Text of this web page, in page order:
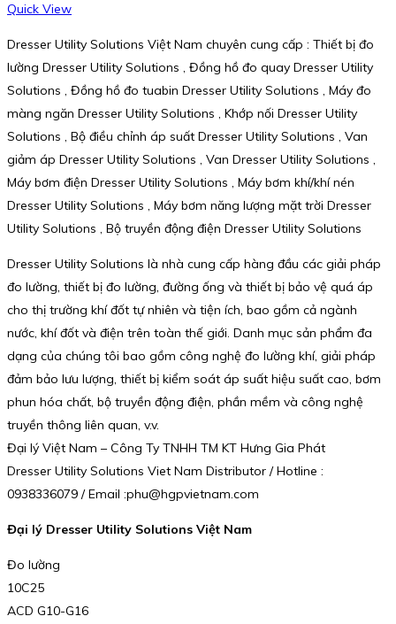
Quick View
Dresser Utility Solutions Việt Nam chuyên cung cấp : Thiết bị đo
lường Dresser Utility Solutions , Đồng hồ đo quay Dresser Utility
Solutions , Đồng hồ đo tuabin Dresser Utility Solutions , Máy đo
màng ngăn Dresser Utility Solutions , Khớp nối Dresser Utility
Solutions , Bộ điều chỉnh áp suất Dresser Utility Solutions , Van
giảm áp Dresser Utility Solutions , Van Dresser Utility Solutions ,
Máy bơm điện Dresser Utility Solutions , Máy bơm khí/khí nén
Dresser Utility Solutions , Máy bơm năng lượng mặt trời Dresser
Utility Solutions , Bộ truyền động điện Dresser Utility Solutions
Dresser Utility Solutions là nhà cung cấp hàng đầu các giải pháp
đo lường, thiết bị đo lường, đường ống và thiết bị bảo vệ quá áp
cho thị trường khí đốt tự nhiên và tiện ích, bao gồm cả ngành
nước, khí đốt và điện trên toàn thế giới. Danh mục sản phẩm đa
dạng của chúng tôi bao gồm công nghệ đo lường khí, giải pháp
đảm bảo lưu lượng, thiết bị kiểm soát áp suất hiệu suất cao, bơm
phun hóa chất, bộ truyền động điện, phần mềm và công nghệ
truyền thông liên quan, v.v.
Đại lý Việt Nam – Công Ty TNHH TM KT Hưng Gia Phát
Dresser Utility Solutions Viet Nam Distributor / Hotline :
0938336079 / Email :phu@hgpvietnam.com
Đại lý Dresser Utility Solutions Việt Nam
Đo lường
10C25
ACD G10-G16